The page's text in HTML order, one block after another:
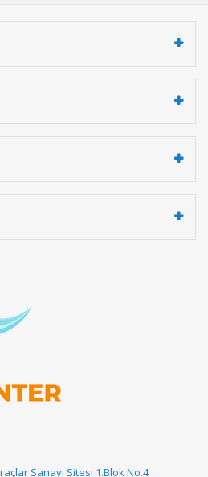
Sanayi Sitesi 1.Blok No.4